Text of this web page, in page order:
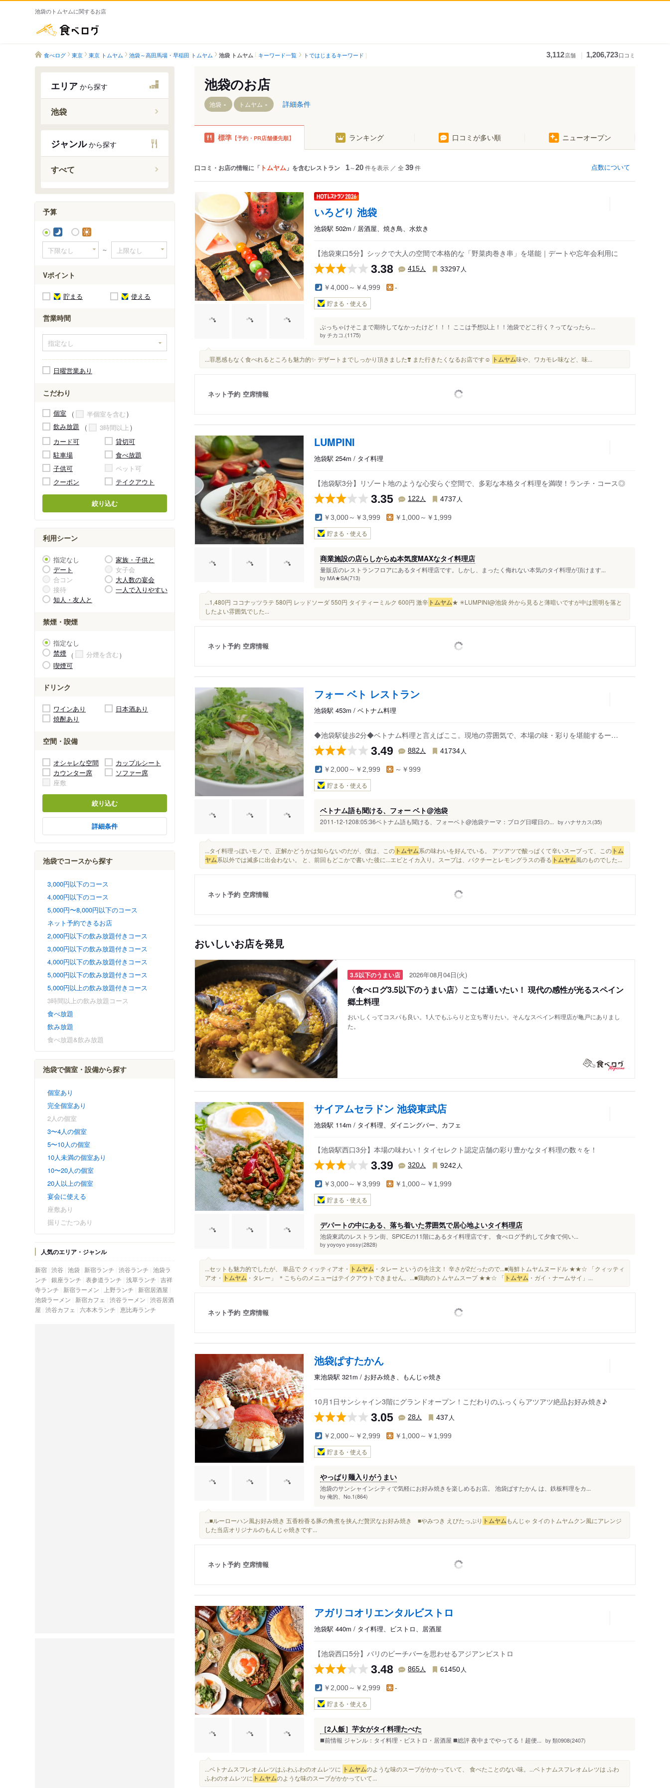
池袋のトムヤムに関するお店
食べログ 東京 東京 トムヤム 池袋～高田馬場・早稲田 トムヤム 池袋 トムヤム キーワード一覧 トではじまるキーワード 3,112店舗 1,206,723口コミ
エリア から探す
池袋
池袋駅
雑司が谷駅（東京メトロ）
東池袋四丁目駅
都電雑司ケ谷駅
ジャンルから探す
すべて
予算
～
Vポイント
貯まる 使える
営業時間
日曜営業あり
こだわり
個室
半個室を含む
飲み放題
3時間以上
カード可
貸切可
駐車場
食べ放題
子供可
ペット可
クーポン
テイクアウト
絞り込む
利用シーン
指定なし
家族・子供と
デート
女子会
合コン
大人数の宴会
接待
一人で入りやすい
知人・友人と
禁煙・喫煙
指定なし
禁煙
分煙を含む
喫煙可
ドリンク
ワインあり
日本酒あり
焼酎あり
空間・設備
オシャレな空間
カップルシート
カウンター席
ソファー席
座敷
絞り込む
詳細条件
池袋でコースから探す
3,000円以下のコース
4,000円以下のコース
5,000円〜8,000円以下のコース
ネット予約できるお店
2,000円以下の飲み放題付きコース
3,000円以下の飲み放題付きコース
4,000円以下の飲み放題付きコース
5,000円以下の飲み放題付きコース
5,000円以上の飲み放題付きコース
3時間以上の飲み放題コース
食べ放題
飲み放題
食べ放題&飲み放題
池袋で個室・設備から探す
個室あり
完全個室あり
2人の個室
3〜4人の個室
5〜10人の個室
10人未満の個室あり
10〜20人の個室
20人以上の個室
宴会に使える
座敷あり
掘りごたつあり
人気のエリア・ジャンル
新宿 渋谷 池袋 新宿ランチ 渋谷ランチ 池袋ラ
ンチ 銀座ランチ 表参道ランチ 浅草ランチ 吉祥
寺ランチ
新宿ラーメン 上野ランチ
新宿居酒屋
池袋ラーメン
新宿カフェ 渋谷ラーメン 渋谷居酒
屋 渋谷カフェ 六本木ランチ 恵比寿ランチ
池袋のお店
池袋 トムヤム 詳細条件
標準 【予約・PR店舗優先順】 ランキング 口コミが多い順 ニューオープン
口コミ・お店の情報に「 トムヤム 」を含むレストラン 1～20件を表示 ／ 全 39件 点数について
いろどり 池袋
池袋駅 502m / 居酒屋、焼き鳥、水炊き
【池袋東口5分】シックで大人の空間で本格的な「野菜肉巻き串」を堪能｜デートや忘年会利用に
3.38 415人 33297 人
￥4,000～￥4,999 -
貯まる・使える
ぶっちゃけそこまで期待してなかったけど！！！ ここは予想以上！！池袋でどこ行く？ってなったら...
by チカコ.(1175)
...罪悪感もなく食べれるところも魅力的✨ デザートまでしっかり頂きました❣️ また行きたくなるお店です☺️ トムヤム味や、ワカモレ味など、味...
ネット予約 空席情報
LUMPINI
池袋駅 254m / タイ料理
【池袋駅3分】リゾート地のような心安らぐ空間で、多彩な本格タイ料理を満喫！ランチ・コース◎
3.35 122 人 4737 人
￥3,000～￥3,999 ￥1,000～￥1,999
貯まる・使える
商業施設の店らしからぬ本気度MAXなタイ料理店
量販店のレストランフロアにあるタイ料理店です。しかし、まったく侮れない本気のタイ料理が頂けます...
by MA★SA(713)
...1,480円 ココナッツラテ 580円 レッドソーダ 550円 タイティーミルク 600円 激辛 トムヤム★ ✳︎LUMPINI@池袋 外から見ると薄暗いですが中は照明を落と
したよい雰囲気でした...
ネット予約 空席情報
フォー ベト レストラン
池袋駅 453m / ベトナム料理
◆池袋駅徒歩2分◆ベトナム料理と言えばここ。現地の雰囲気で、本場の味・彩りを堪能するー…
3.49 882 人 41734 人
￥2,000～￥2,999 ～￥999
貯まる・使える
ベトナム語も聞ける、フォー ベト@池袋
2011-12-1208:05:36ベトナム語も聞ける、フォーベト@池袋テーマ：ブログ日曜日の... by ハナサカス(35)
...タイ料理っぽいモノで、正解かどうかは知らないのだが、僕は、この トムヤム系の味わいを好んでいる。 アツアツで酸っぱくて辛いスープって、この トム
ヤム系以外では滅多に出会わない。 と、前回もどこかで書いた後に...エビとイカ入り。スープは、パクチーとレモングラスの香る トムヤム風のものでした...
ネット予約 空席情報
おいしいお店を発見
3.5以下のうまい店 2026年08月04日(火)
〈食べログ3.5以下のうまい店〉ここは通いたい！ 現代の感性が光るスペイン
郷土料理
おいしくってコスパも良い。1人でもふらりと立ち寄りたい。そんなスペイン料理店が亀戸にありまし
た。
サイアムセラドン 池袋東武店
池袋駅 114m / タイ料理、ダイニングバー、カフェ
【池袋駅西口3分】本場の味わい！タイセレクト認定店舗の彩り豊かなタイ料理の数々を！
3.39 320人 9242 人
￥3,000～￥3,999 ￥1,000～￥1,999
貯まる・使える
デパートの中にある、落ち着いた雰囲気で居心地よいタイ料理店
池袋東武のレストラン街、SPICEの11階にあるタイ料理店です。 食べログ予約して夕食で伺い...
by yoyoyo yossy(2828)
...セットも魅力的でしたが、 単品で クィッティアオ・ トムヤム ・タレー というのを注文！ 辛さが2だったので...■海鮮トムヤムヌードル ★★☆ 「クィッティ
アオ・ トムヤム ・タレー」 ＊こちらのメニューはテイクアウトできません。...■鶏肉のトムヤムスープ ★★☆ 「 トムヤム ・ガイ・ナームサイ」...
ネット予約 空席情報
池袋ぱすたかん
東池袋駅 321m / お好み焼き、もんじゃ焼き
10月1日サンシャイン3階にグランドオープン！こだわりのふっくらアツアツ絶品お好み焼き♪
3.05 28人 437 人
￥2,000～￥2,999 ￥1,000～￥1,999
貯まる・使える
やっぱり麺入りがうまい
池袋のサンシャインシティで気軽にお好み焼きを楽しめるお店。 池袋ぱすたかん は、鉄板料理をカ...
by 俺的、No.1(864)
...■ルーローハン風お好み焼き 五香粉香る豚の角煮を挟んだ贅沢なお好み焼き ■やみつき えびたっぷり トムヤムもんじゃ タイのトムヤムクン風にアレンジ
した当店オリジナルのもんじゃ焼きです...
ネット予約 空席情報
アガリコオリエンタルビストロ
池袋駅 440m / タイ料理、ビストロ、居酒屋
【池袋西口5分】バリのビーチバーを思わせるアジアンビストロ
3.48 865人 61450 人
￥2,000～￥2,999 -
貯まる・使える
［2人飯］芋女がタイ料理たべた
◼️前情報 ジャンル：タイ料理・ビストロ・居酒屋 ◼️総評 夜中までやってる！超便... by 類0908(2407)
...ベトナムスフレオムレツはふわふわのオムレツに トムヤムのような味のスープがかかっていて、 食べたことのない味。...ベトナムスフレオムレツは ふわ
ふわのオムレツに トムヤムのような味のスープがかかっていて...